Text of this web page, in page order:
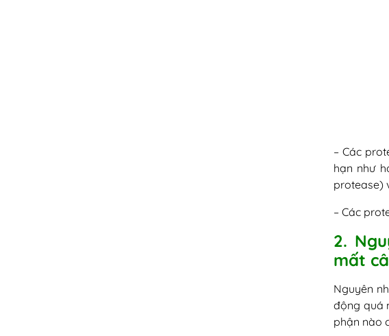
– Các
hạn như
protease)
– Các
2.
mất
Nguyên
động quá
phận nào